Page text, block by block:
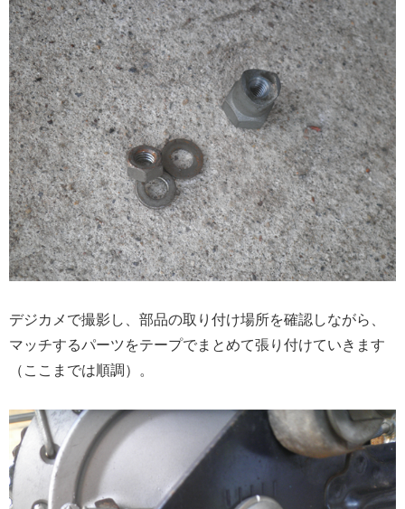
デジカメで撮影し、部品の取り付け場所を確認しながら、
マッチするパーツをテープでまとめて張り付けていきます
（ここまでは順調）。